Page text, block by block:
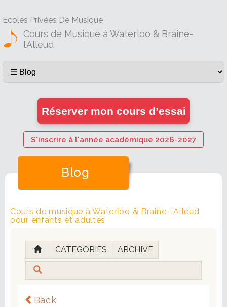
Ecoles Privées De Musique
Cours de Musique à Waterloo & Braine-
l’Alleud
Réserver mon cours d’essai
S'inscrire à l'année académique 2026-2027
Blog
Cours de musique à Waterloo & Braine-l’Alleud
pour enfants et adultes
CATEGORIES ARCHIVE
Back